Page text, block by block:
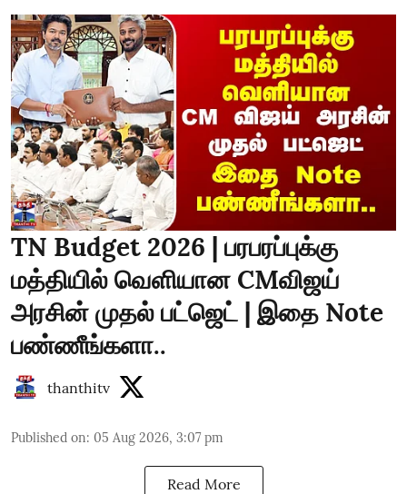
TN Budget 2026 | பரபரப்புக்கு
மத்தியில் வெளியான CMவிஜய்
அரசின் முதல் பட்ஜெட் | இதை Note
பண்ணீங்களா..
thanthitv
Published on: 05 Aug 2026, 3:07 pm
Read More